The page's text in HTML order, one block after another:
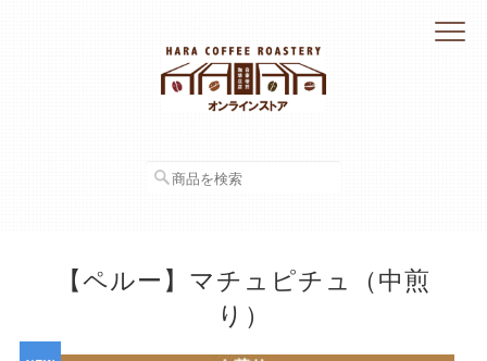
【ペルー】マチュピチュ（中煎
り）